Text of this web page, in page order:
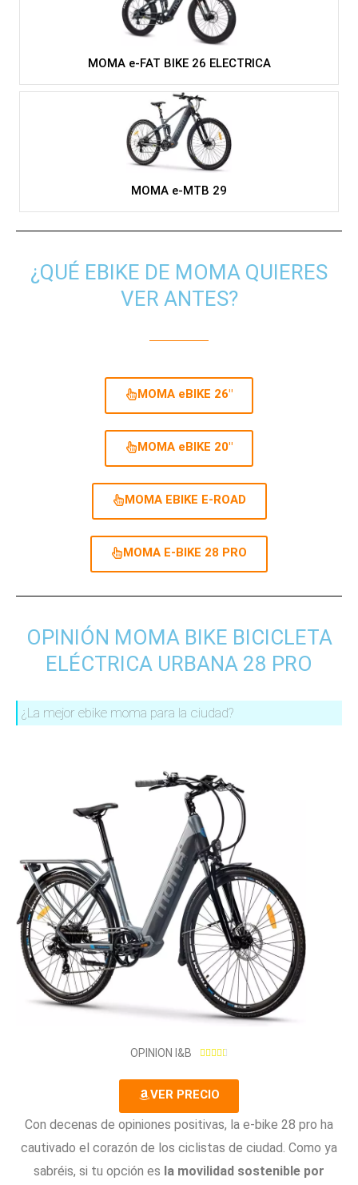
MOMA e-FAT BIKE 26 ELECTRICA
MOMA e-MTB 29
¿QUÉ EBIKE DE MOMA QUIERES
VER ANTES?
MOMA eBIKE 26"
MOMA eBIKE 20"
MOMA EBIKE E-ROAD
MOMA E-BIKE 28 PRO
OPINIÓN MOMA BIKE BICICLETA
ELÉCTRICA URBANA 28 PRO
¿La mejor ebike moma para la ciudad?
Con decenas de opiniones positivas, la e-bike 28 pro ha
cautivado el corazón de los ciclistas de ciudad. Como ya
sabréis, si tu opción es la movilidad sostenible por
OPINION I&B 
5
VER PRECIO